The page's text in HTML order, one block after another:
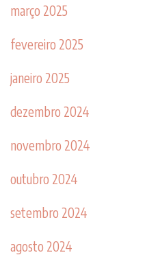
março 2025
fevereiro 2025
janeiro 2025
dezembro 2024
novembro 2024
outubro 2024
setembro 2024
agosto 2024